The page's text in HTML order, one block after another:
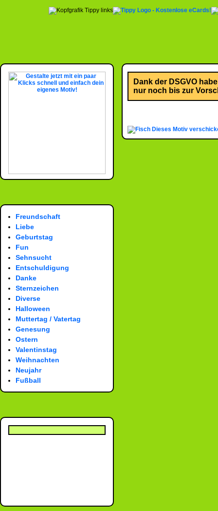
Freundschaft
Liebe
Geburtstag
Fun
Sehnsucht
Entschuldigung
Danke
Sternzeichen
Diverse
Halloween
Muttertag / Vatertag
Genesung
Ostern
Valentinstag
Weihnachten
Neujahr
Fußball
Dank der DSGVO
nur noch bis zur
Dieses Motiv